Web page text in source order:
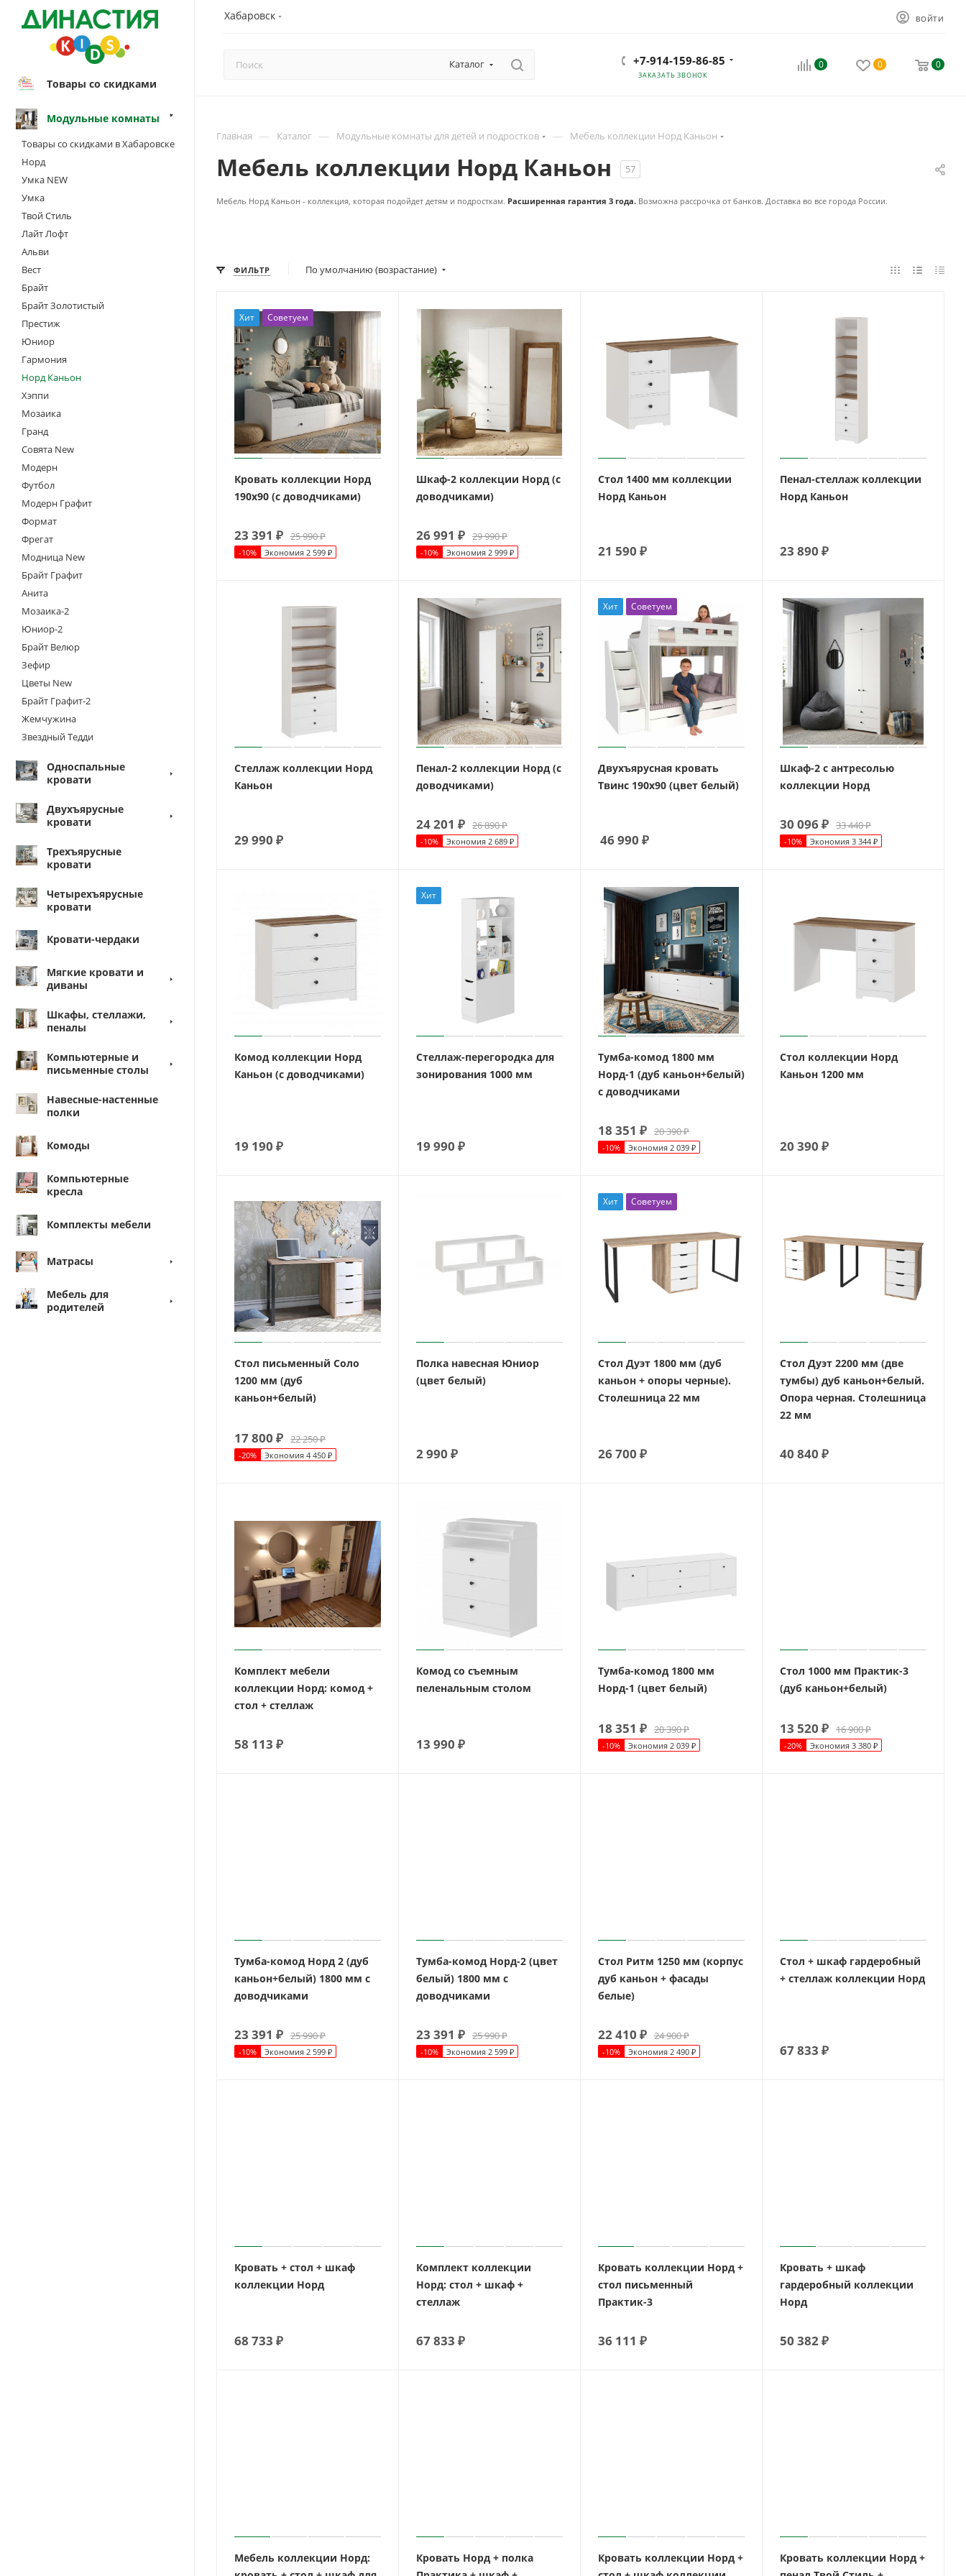
Хабаровск ВОЙТИ
Каталог +7-914-159-86-85
ЗАКАЗАТЬ ЗВОНОК
0 0 0
Товары со скидками
Модульные комнаты
Товары со скидками в Хабаровске
Норд
Умка NEW
Умка
Твой Стиль
Лайт Лофт
Альви
Вест
Брайт
Брайт Золотистый
Престиж
Юниор
Гармония
Норд Каньон
Хэппи
Мозаика
Гранд
Совята New
Модерн
Футбол
Модерн Графит
Формат
Фрегат
Модница New
Брайт Графит
Анита
Мозаика-2
Юниор-2
Брайт Велюр
Зефир
Цветы New
Брайт Графит-2
Жемчужина
Звездный Тедди
Односпальные
кровати
Двухъярусные
кровати
Трехъярусные
кровати
Четырехъярусные
кровати
Кровати-чердаки
Мягкие кровати и
диваны
Шкафы, стеллажи,
пеналы
Компьютерные и
письменные столы
Навесные-настенные
полки
Комоды
Компьютерные
кресла
Комплекты мебели
Матрасы
Мебель для
родителей
Главная — Каталог — Модульные комнаты для детей и подростков — Мебель коллекции Норд Каньон
Мебель коллекции Норд Каньон 57
Мебель Норд Каньон - коллекция, которая подойдет детям и подросткам. Расширенная гарантия 3 года. Возможна рассрочка от банков. Доставка во все города России.
ФИЛЬТР По умолчанию (возрастание)
Хит Советуем
Кровать коллекции Норд
190х90 (с доводчиками)
23 391 ₽ 25 990₽
-10% Экономия 2 599 ₽
Шкаф-2 коллекции Норд (с
доводчиками)
26 991 ₽ 29 990₽
-10% Экономия 2 999 ₽
Стол 1400 мм коллекции
Норд Каньон
21 590 ₽
Пенал-стеллаж коллекции
Норд Каньон
23 890 ₽
Стеллаж коллекции Норд
Каньон
29 990 ₽
Пенал-2 коллекции Норд (с
доводчиками)
24 201 ₽ 26 890₽
-10% Экономия 2 689 ₽
Хит Советуем
Двухъярусная кровать
Твинс 190х90 (цвет белый)
46 990 ₽
Шкаф-2 с антресолью
коллекции Норд
30 096 ₽ 33 440₽
-10% Экономия 3 344 ₽
Комод коллекции Норд
Каньон (с доводчиками)
19 190 ₽
Хит
Стеллаж-перегородка для
зонирования 1000 мм
19 990 ₽
Тумба-комод 1800 мм
Норд-1 (дуб каньон+белый)
с доводчиками
18 351 ₽ 20 390₽
-10% Экономия 2 039 ₽
Стол коллекции Норд
Каньон 1200 мм
20 390 ₽
Стол письменный Соло
1200 мм (дуб
каньон+белый)
17 800 ₽ 22 250₽
-20% Экономия 4 450 ₽
Полка навесная Юниор
(цвет белый)
2 990 ₽
Хит Советуем
Стол Дуэт 1800 мм (дуб
каньон + опоры черные).
Столешница 22 мм
26 700 ₽
Стол Дуэт 2200 мм (две
тумбы) дуб каньон+белый.
Опора черная. Столешница
22 мм
40 840 ₽
Комплект мебели
коллекции Норд: комод +
стол + стеллаж
58 113 ₽
Комод со съемным
пеленальным столом
13 990 ₽
Тумба-комод 1800 мм
Норд-1 (цвет белый)
18 351 ₽ 20 390₽
-10% Экономия 2 039 ₽
Стол 1000 мм Практик-3
(дуб каньон+белый)
13 520 ₽ 16 900₽
-20% Экономия 3 380 ₽
Тумба-комод Норд 2 (дуб
каньон+белый) 1800 мм с
доводчиками
23 391 ₽ 25 990₽
-10% Экономия 2 599 ₽
Тумба-комод Норд-2 (цвет
белый) 1800 мм с
доводчиками
23 391 ₽ 25 990₽
-10% Экономия 2 599 ₽
Стол Ритм 1250 мм (корпус
дуб каньон + фасады
белые)
22 410 ₽ 24 900₽
-10% Экономия 2 490 ₽
Стол + шкаф гардеробный
+ стеллаж коллекции Норд
67 833 ₽
Кровать + стол + шкаф
коллекции Норд
68 733 ₽
Комплект коллекции
Норд: стол + шкаф +
стеллаж
67 833 ₽
Кровать коллекции Норд +
стол письменный
Практик-3
36 111 ₽
Кровать + шкаф
гардеробный коллекции
Норд
50 382₽
Мебель коллекции Норд:
Кровать Норд + полка
Кровать коллекции Норд +
Кровать коллекции Норд +